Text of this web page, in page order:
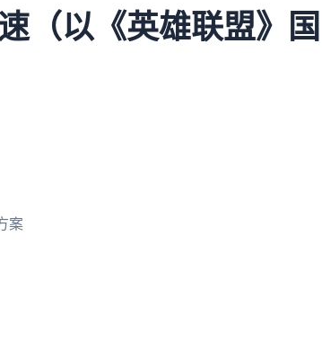
（以《英雄联盟》国
案